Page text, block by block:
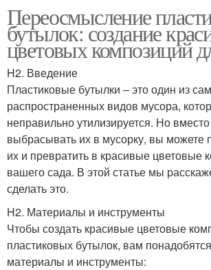
Переосмысление
бутылок: создание
цветовых композиций
H2. Введение
Пластиковые бутылки – это один из
распространенных видов мусора,
неправильно утилизируется. Но
выбрасывать их в мусорку, вы можете
их и превратить в красивые цветовые
вашего сада. В этой статье мы
сделать это.
H2. Материалы и инструменты
Чтобы создать красивые цветовые
пластиковых бутылок, вам
материалы и инструменты: